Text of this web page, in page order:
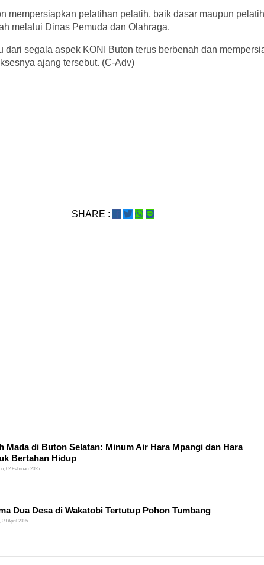
mempersiapkan pelatihan pelatih, baik dasar maupun
melalui Dinas Pemuda dan Olahraga.
dari segala aspek KONI Buton terus berbenah dan
ajang tersebut. (C-Adv)
SHARE :
Mada di Buton Selatan: Minum Air Hara Mpangi dan Hara
Bertahan Hidup
02 Februari 2025
Dua Desa di Wakatobi Tertutup Pohon Tumbang
09 April 2025